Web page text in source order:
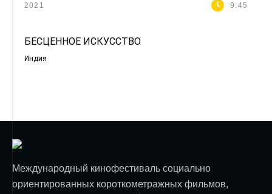
2021 9:45
БЕСЦЕННОЕ ИСКУССТВО
Индия
Международный кинофестиваль социально
ориентированных короткометражных фильмов,